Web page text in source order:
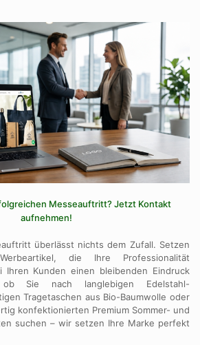
Messeauftritt? Jetzt Kontakt
aufnehmen!
überlässt nichts dem Zufall. Setzen
die Ihre Professionalität
Ihren Kunden einen bleibenden Eindruck
ob Sie nach langlebigen Edelstahl-
Tragetaschen aus Bio-Baumwolle oder
konfektionierten Premium Sommer- und
suchen – wir setzen Ihre Marke perfekt